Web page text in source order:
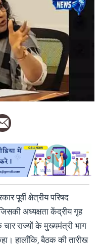
पूर्वी क्षेत्रीय परिषद
अध्यक्षता केंद्रीय गृह
राज्यों के मुख्यमंत्री भाग
हालाँकि, बैठक की तारीख